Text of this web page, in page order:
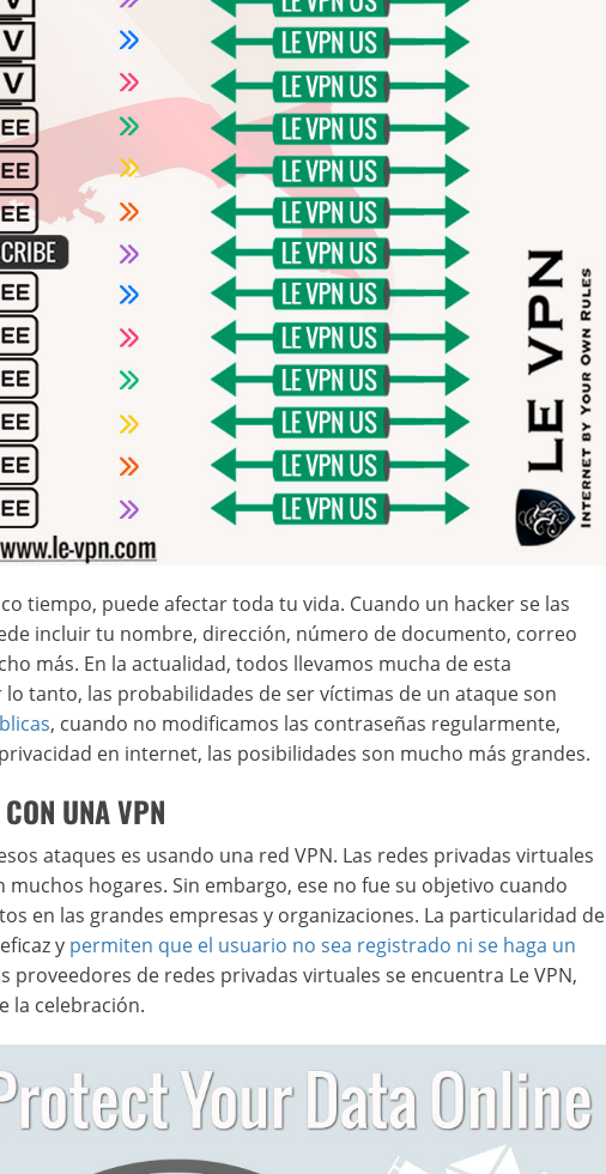
tiempo, puede afectar toda tu vida. Cuando un hacker se las
incluir tu nombre, dirección, número de documento, correo
más. En la actualidad, todos llevamos mucha de esta
tanto, las probabilidades de ser víctimas de un ataque son
, cuando no modificamos las contraseñas regularmente,
en internet, las posibilidades son mucho más grandes.
UNA VPN
ataques es usando una red VPN. Las redes privadas virtuales
hogares. Sin embargo, ese no fue su objetivo cuando
en las grandes empresas y organizaciones. La particularidad de
y permiten que el usuario no sea registrado ni se haga un
proveedores de redes privadas virtuales se encuentra Le VPN,
la celebración.